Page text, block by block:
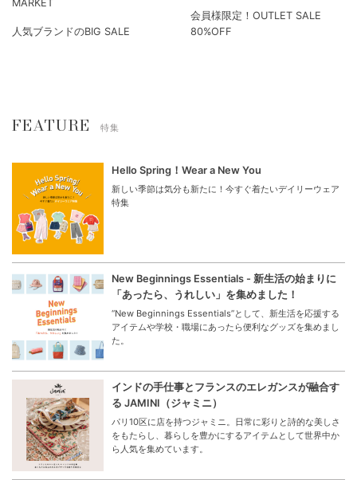
MARKET
人気ブランドのBIG SALE
会員様限定！OUTLET SALE
80%OFF
FEATURE 特集
Hello Spring！Wear a New You
新しい季節は気分も新たに！今すぐ着たいデイリーウェア
特集
New Beginnings Essentials - 新生活の始まりに
「あったら、うれしい」を集めました！
“New Beginnings Essentials”として、新生活を応援する
アイテムや学校・職場にあったら便利なグッズを集めまし
た。
インドの手仕事とフランスのエレガンスが融合す
る JAMINI（ジャミニ）
パリ10区に店を持つジャミニ。日常に彩りと詩的な美しさ
をもたらし、暮らしを豊かにするアイテムとして世界中か
ら人気を集めています。